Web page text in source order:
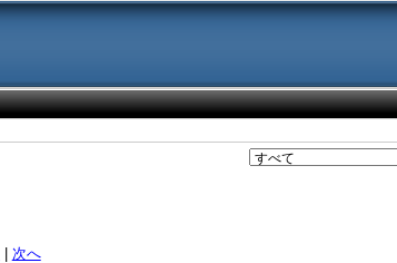
| 次へ